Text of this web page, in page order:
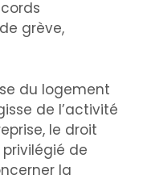
grève,
du logement
de l’activité
le droit
de
la